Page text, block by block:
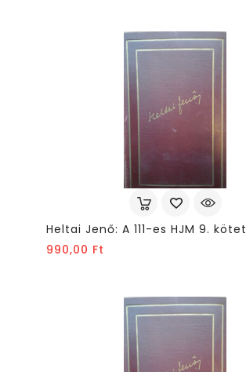
Heltai Jenő: A 111-es HJM 9. kötet
990,00 Ft